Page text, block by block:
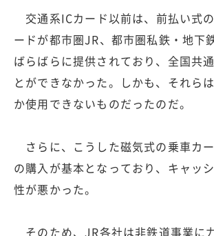
交通系ICカード以前は、前払い式
ードが都市圏JR、都市圏私鉄・地下
ばらばらに提供されており、全国共
とができなかった。しかも、それら
か使用できないものだったのだ。
さらに、こうした磁気式の乗車カ
の購入が基本となっており、キャッ
性が悪かった。
そのため、JR各社は非鉄道事業に